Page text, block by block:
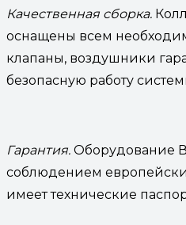
Качественная сборка.
оснащены всем
клапаны, воздушники
безопасную работу
Гарантия. Оборудование
соблюдением
имеет технические